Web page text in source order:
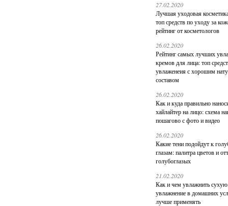
27.02.2020
Лучшая уходовая
топ средств по уходу за
рейтинг от косметологов
26.02.2020
Рейтинг самых лучших
кремов для лица: топ
увлаженеия с хорошим
составом
26.02.2020
Как и куда правильно
хайлайтер на лицо: схема
пошагово с фото и видео
26.02.2020
Какие тени подойдут к
глазам: палитра цветов и
голубоглазых
21.02.2020
Как и чем увлажнить
увлажнение в домашних
лучше применять